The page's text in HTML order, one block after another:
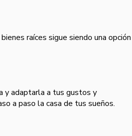
raíces sigue siendo una opción
y adaptarla a tus gustos y
a paso la casa de tus sueños.